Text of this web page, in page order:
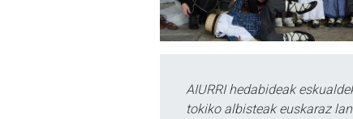
AIURRI hedabideak
tokiko albisteak euskaraz